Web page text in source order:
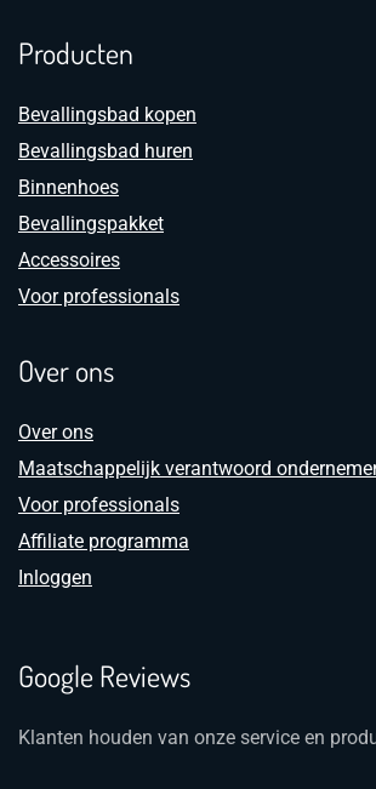
Producten
Bevallingsbad kopen
Bevallingsbad huren
Binnenhoes
Bevallingspakket
Accessoires
Voor professionals
Over ons
Over ons
Maatschappelijk verantwoord
Voor professionals
Affiliate programma
Inloggen
Google Reviews
Klanten houden van onze service en